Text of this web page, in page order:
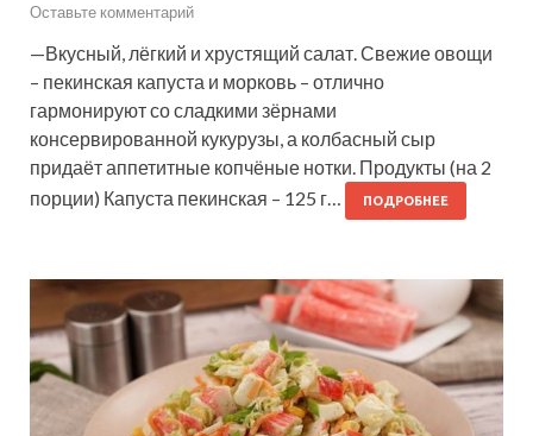
Оставьте комментарий
—Вкусный, лёгкий и хрустящий салат. Свежие овощи
– пекинская капуста и морковь – отлично
гармонируют со сладкими зёрнами
консервированной кукурузы, а колбасный сыр
придаёт аппетитные копчёные нотки. Продукты (на 2
порции) Капуста пекинская – 125 г…
ПОДРОБНЕЕ